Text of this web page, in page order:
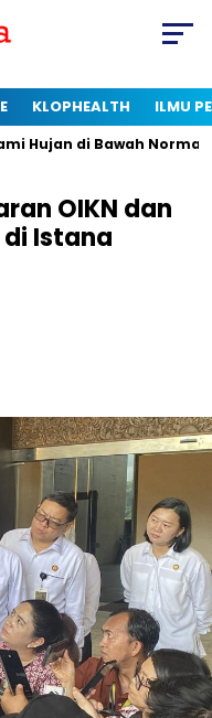
KLOPHEALTH ILMU
Normal Kapan
OIKN dan
Istana